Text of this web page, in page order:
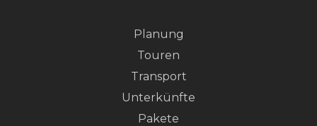
Planung
Touren
Transport
Unterkünfte
Pakete